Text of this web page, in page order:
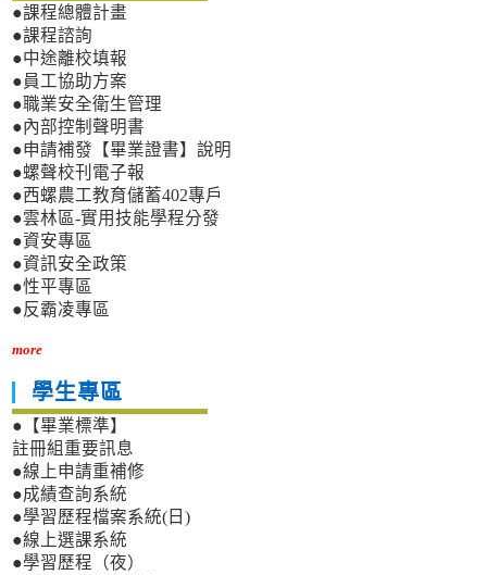
●課程總體計畫
●課程諮詢
●中途離校填報
●員工協助方案
●職業安全衛生管理
●內部控制聲明書
●申請補發【畢業證書】說明
●螺聲校刊電子報
●西螺農工教育儲蓄402專戶
●雲林區-實用技能學程分發
●資安專區
●資訊安全政策
●性平專區
●反霸凌專區
more
學生專區
●【畢業標準】
註冊組重要訊息
●線上申請重補修
●成績查詢系統
●學習歷程檔案系統(日)
●線上選課系統
●學習歷程（夜）